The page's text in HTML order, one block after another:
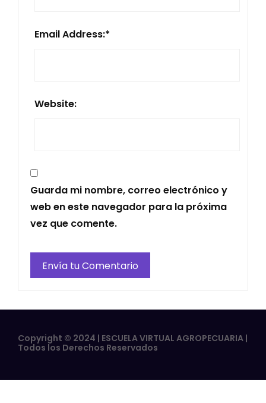
Email Address:*
Website:
Guarda mi nombre, correo electrónico y
web en este navegador para la próxima
vez que comente.
Copyright © 2024 | ESCUELA VIRTUAL AGROPECUARIA |
Todos los Derechos Reservados